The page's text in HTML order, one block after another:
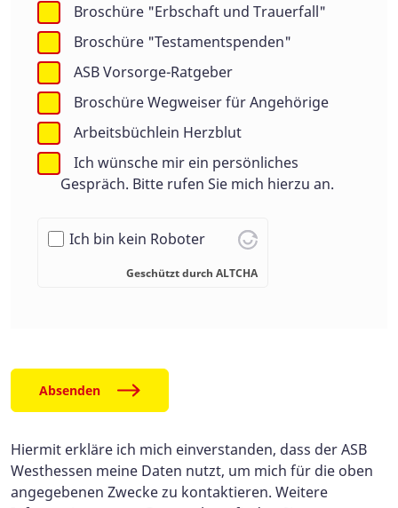
Broschüre "Erbschaft und Trauerfall"
Broschüre "Testamentspenden"
ASB Vorsorge-Ratgeber
Broschüre Wegweiser für Angehörige
Arbeitsbüchlein Herzblut
Ich wünsche mir ein persönliches
Gespräch. Bitte rufen Sie mich hierzu an.
Ich bin kein Roboter
Geschützt durch ALTCHA
Absenden
Hiermit erkläre ich mich einverstanden, dass der ASB
Westhessen meine Daten nutzt, um mich für die oben
angegebenen Zwecke zu kontaktieren. Weitere